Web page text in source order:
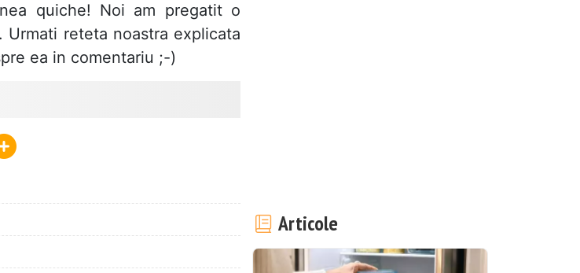
quiche! Noi am pregatit o
Urmati reteta noastra explicata
ea in comentariu ;-)
Articole